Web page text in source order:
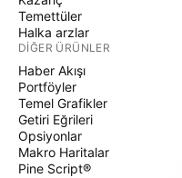
Temettüler
Halka arzlar
DIĞER ÜRÜNLER
Haber Akışı
Portföyler
Temel Grafikler
Getiri Eğrileri
Opsiyonlar
Makro Haritalar
Pine Script®